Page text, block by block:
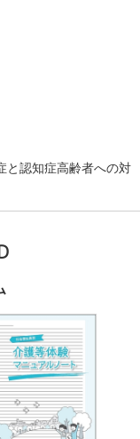
と認知症高齢者への対